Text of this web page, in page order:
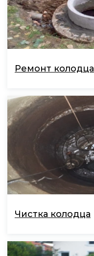
Ремонт колодца
Чистка колодца